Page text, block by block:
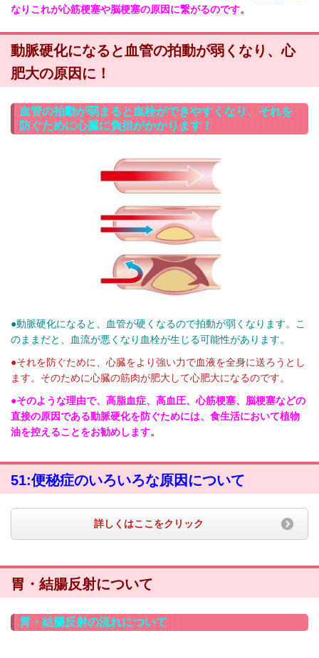
なりこれが心筋梗塞や脳梗塞の原因に繋がるのです。
動脈硬化になると血管の拍動が弱くなり、心
肥大の原因に！
血管の拍動が弱まると血栓ができやすくなり、それを
防ぐために心臓に負担がかかります！
●動脈硬化になると、血管が硬くなるので拍動が弱くなります。こ
のままだと、血流が悪くなり血栓が生じる可能性があります。
●それを防ぐために、心臓をより強い力で血液を全身に送ろうとし
ます。 そのために心臓の筋肉が肥大して心肥大になるのです。
●そのような理由で、高脂血症、高血圧、心筋梗塞、脳梗塞などの
直接の原因である動脈硬化を防ぐためには、食生活において植物
油を控えることをお勧めします。
51:便秘症のいろいろな原因について
詳しくはここをクリック
胃・結腸反射について
胃・結腸反射の流れについて